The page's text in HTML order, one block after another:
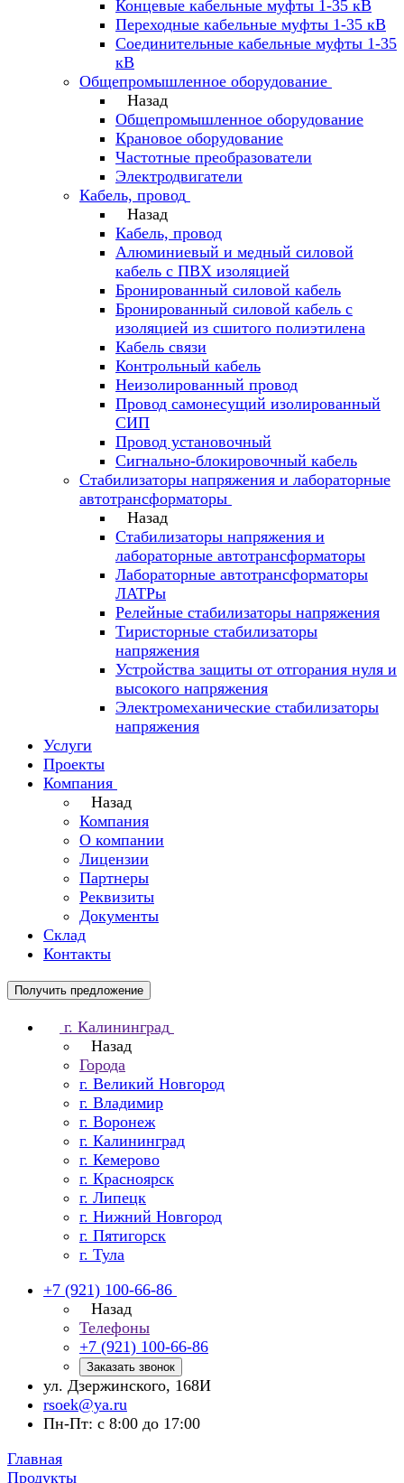
Концевые кабельные муфты 1-35 кВ
Переходные кабельные муфты 1-35 кВ
Соединительные кабельные муфты 1-35
кВ
Общепромышленное оборудование
Назад
Общепромышленное оборудование
Крановое оборудование
Частотные преобразователи
Электродвигатели
Кабель, провод
Назад
Кабель, провод
Алюминиевый и медный силовой
кабель с ПВХ изоляцией
Бронированный силовой кабель
Бронированный силовой кабель с
изоляцией из сшитого полиэтилена
Кабель связи
Контрольный кабель
Неизолированный провод
Провод самонесущий изолированный
СИП
Провод установочный
Сигнально-блокировочный кабель
Стабилизаторы напряжения и лабораторные
автотрансформаторы
Назад
Стабилизаторы напряжения и
лабораторные автотрансформаторы
Лабораторные автотрансформаторы
ЛАТРы
Релейные стабилизаторы напряжения
Тиристорные стабилизаторы
напряжения
Устройства защиты от отгорания нуля и
высокого напряжения
Электромеханические стабилизаторы
напряжения
Услуги
Проекты
Компания
Назад
Компания
О компании
Лицензии
Партнеры
Реквизиты
Документы
Склад
Контакты
Получить предложение
г. Калининград
Назад
Города
г. Великий Новгород
г. Владимир
г. Воронеж
г. Калининград
г. Кемерово
г. Красноярск
г. Липецк
г. Нижний Новгород
г. Пятигорск
г. Тула
+7 (921) 100-66-86
Назад
Телефоны
+7 (921) 100-66-86
Заказать звонок
ул. Дзержинского, 168И
rsoek@ya.ru
Пн-Пт: с 8:00 до 17:00
Главная
Продукты